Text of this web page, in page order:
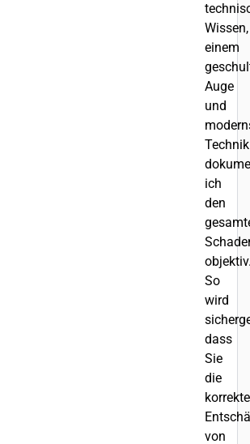
Wissen,
einem
Auge
und
Technik
ich
den
So
wird
dass
Sie
die
korrekte
von